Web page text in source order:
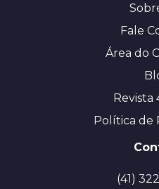
Fale
Área do
Revista
Política de
(41)